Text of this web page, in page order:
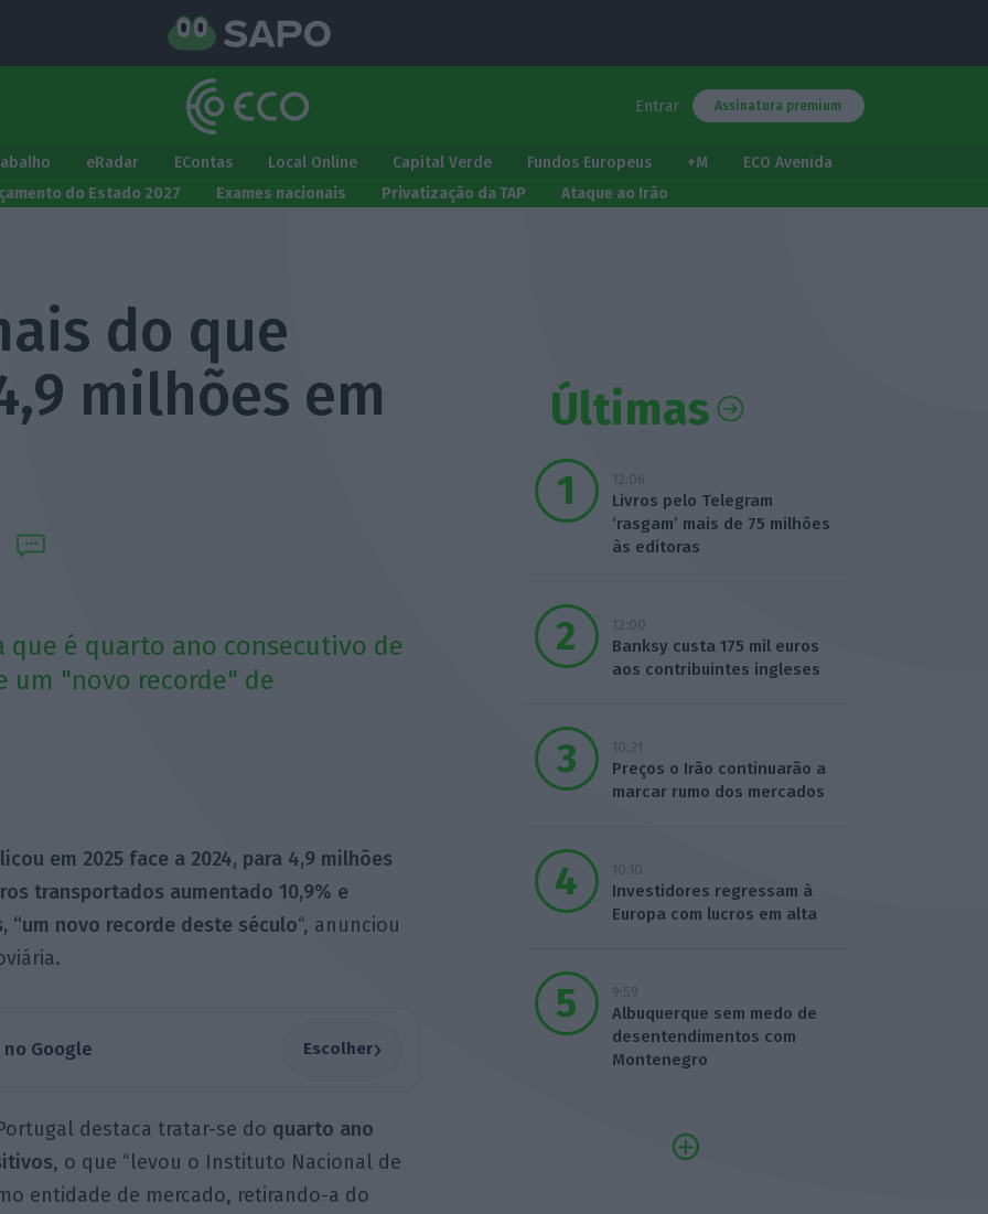
Entrar Assinatura premium
eRadar EContas Local Online Capital Verde Fundos Europeus +M
ECO Avenida
do Estado 2027 Exames nacionais Privatização da TAP Ataque ao Irão
do que
milhões em
que é quarto ano consecutivo de
um "novo recorde" de
em 2025 face a 2024, para 4,9 milhões
transportados aumentado 10,9% e
“um novo recorde deste século“, anunciou
Google Escolher›
destaca tratar-se do quarto ano
, o que “levou o Instituto Nacional de
entidade de mercado, retirando-a do
Últimas
12:06
Livros pelo Telegram
‘rasgam’ mais de 75 milhões
às editoras
12:00
Banksy custa 175 mil euros
aos contribuintes ingleses
10:21
Preços o Irão continuarão a
marcar rumo dos mercados
10:10
Investidores regressam à
Europa com lucros em alta
9:59
Albuquerque sem medo de
desentendimentos com
Montenegro